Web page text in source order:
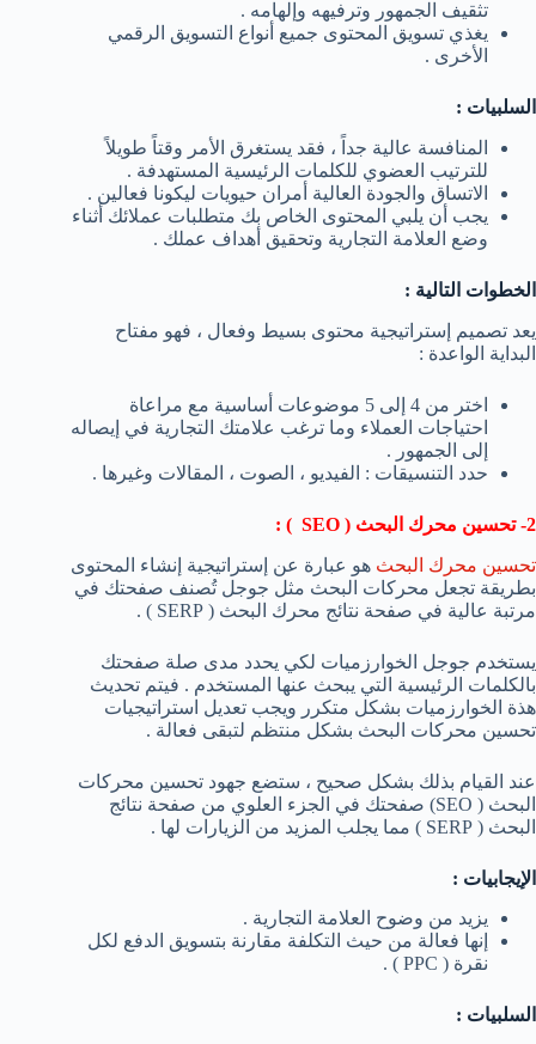
تثقيف الجمهور وترفيهه وإلهامه .
يغذي تسويق المحتوى جميع أنواع التسويق الرقمي
الأخرى .
السلبيات :
المنافسة عالية جداً ، فقد يستغرق الأمر وقتاً طويلاً
للترتيب العضوي للكلمات الرئيسية المستهدفة .
الاتساق والجودة العالية أمران حيويات ليكونا فعالين .
يجب أن يلبي المحتوى الخاص بك متطلبات عملائك أثناء
وضع العلامة التجارية وتحقيق أهداف عملك .
الخطوات التالية :
يعد تصميم إستراتيجية محتوى بسيط وفعال ، فهو مفتاح
البداية الواعدة :
اختر من 4 إلى 5 موضوعات أساسية مع مراعاة
احتياجات العملاء وما ترغب علامتك التجارية في إيصاله
إلى الجمهور .
حدد التنسيقات : الفيديو ، الصوت ، المقالات وغيرها .
2- تحسين محرك البحث ( SEO
) :
تحسين محرك البحث هو عبارة عن إستراتيجية إنشاء المحتوى
بطريقة تجعل محركات البحث مثل جوجل تُصنف صفحتك في
مرتبة عالية في صفحة نتائج محرك البحث ( SERP ) .
يستخدم جوجل الخوارزميات لكي يحدد مدى صلة صفحتك
بالكلمات الرئيسية التي يبحث عنها المستخدم . فيتم تحديث
هذة الخوارزميات بشكل متكرر ويجب تعديل استراتيجيات
تحسين محركات البحث بشكل منتظم لتبقى فعالة .
عند القيام بذلك بشكل صحيح ، ستضع جهود تحسين محركات
البحث ( SEO) صفحتك في الجزء العلوي من صفحة نتائج
البحث ( SERP ) مما يجلب المزيد من الزيارات لها .
الإيجابيات :
يزيد من وضوح العلامة التجارية .
إنها فعالة من حيث التكلفة مقارنة بتسويق الدفع لكل
نقرة ( PPC ) .
السلبيات :